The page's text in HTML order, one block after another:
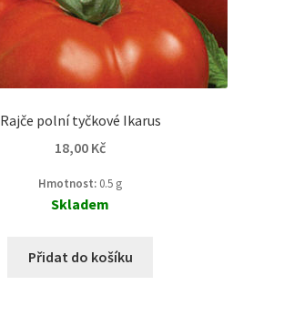
Rajče polní tyčkové Ikarus
18,00 Kč
Hmotnost: 0.5 g
Skladem
Přidat do košíku